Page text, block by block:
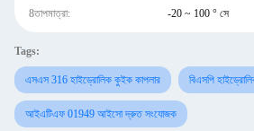
8তাপমাত্রা: -20 ~ 100 ° সে
Tags:
এসএস 316 হাইড্রোলিক কুইক কাপলার বিএসপি
আইএটিএফ 01949 আইসো দ্রুত সংযোজক